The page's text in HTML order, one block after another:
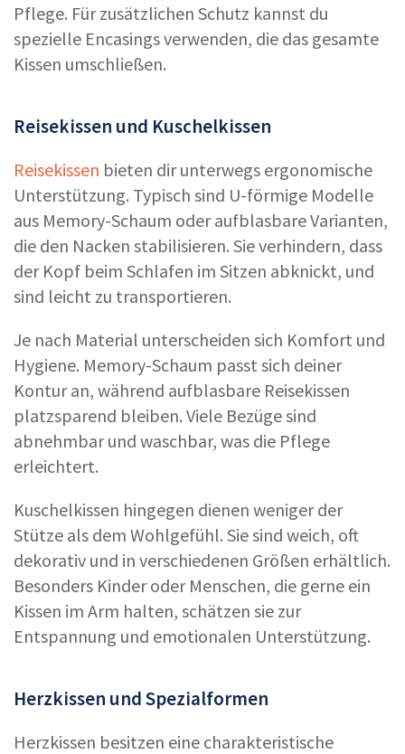
Pflege. Für zusätzlichen Schutz kannst du
spezielle Encasings verwenden, die das gesamte
Kissen umschließen.
Reisekissen und Kuschelkissen
Reisekissen bieten dir unterwegs ergonomische
Unterstützung. Typisch sind U-förmige Modelle
aus Memory-Schaum oder aufblasbare Varianten,
die den Nacken stabilisieren. Sie verhindern, dass
der Kopf beim Schlafen im Sitzen abknickt, und
sind leicht zu transportieren.
Je nach Material unterscheiden sich Komfort und
Hygiene. Memory-Schaum passt sich deiner
Kontur an, während aufblasbare Reisekissen
platzsparend bleiben. Viele Bezüge sind
abnehmbar und waschbar, was die Pflege
erleichtert.
Kuschelkissen hingegen dienen weniger der
Stütze als dem Wohlgefühl. Sie sind weich, oft
dekorativ und in verschiedenen Größen erhältlich.
Besonders Kinder oder Menschen, die gerne ein
Kissen im Arm halten, schätzen sie zur
Entspannung und emotionalen Unterstützung.
Herzkissen und Spezialformen
Herzkissen besitzen eine charakteristische